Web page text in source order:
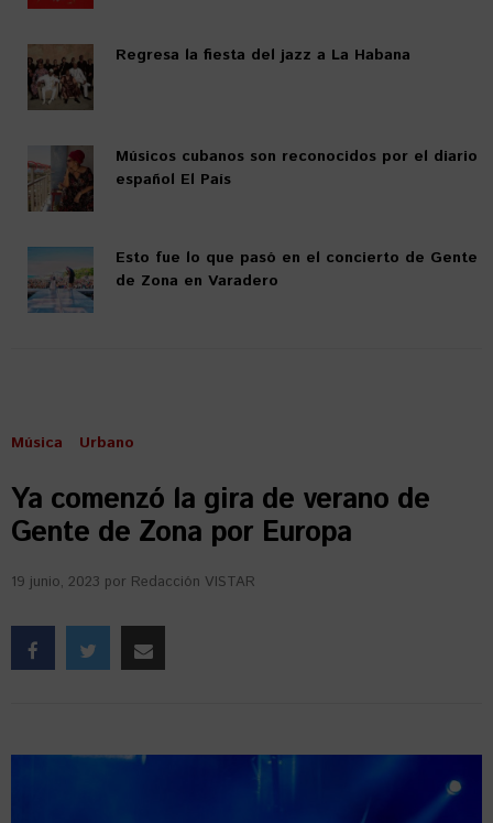
Regresa la fiesta del jazz a La Habana
Músicos cubanos son reconocidos por el diario
español El País
Esto fue lo que pasó en el concierto de Gente
de Zona en Varadero
Música Urbano
Ya comenzó la gira de verano de
Gente de Zona por Europa
19 junio, 2023 por Redacción VISTAR